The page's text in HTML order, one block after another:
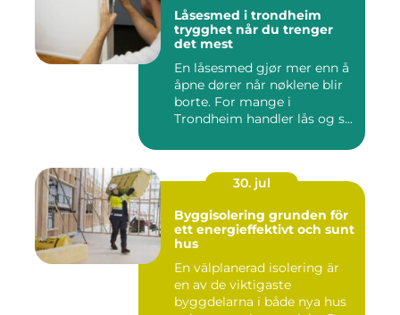
Låsesmed i trondheim
trygghet når du trenger
det mest
En låsesmed gjør mer enn å
åpne dører når nøklene blir
borte. For mange i
Trondheim handler lås og s...
30. jul
Byggisolering grunden för
ett energieffektivt och sunt
hus
En välplanerad isolering är
en av de viktigaste
byggdelarna i både nya hus